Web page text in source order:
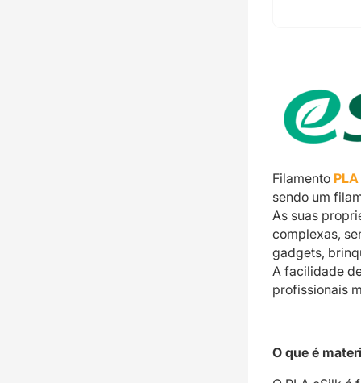
Filamento PLA
sendo um
As suas
complexas,
gadgets,
A facilidade
profissionais
O que é